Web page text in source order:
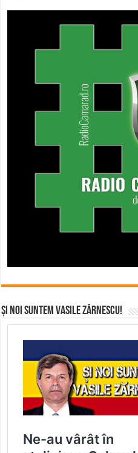
Și noi suntem Vasile Zărnescu!